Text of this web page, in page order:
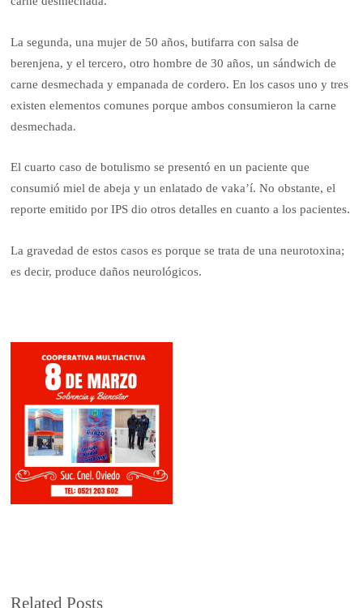
La segunda, una mujer de 50 años, butifarra con salsa de
berenjena, y el tercero, otro hombre de 30 años, un sándwich de
carne desmechada y empanada de cordero. En los casos uno y tres
existen elementos comunes porque ambos consumieron la carne
desmechada.
El cuarto caso de botulismo se presentó en un paciente que
consumió miel de abeja y un enlatado de vaka’í. No obstante, el
reporte emitido por IPS dio otros detalles en cuanto a los pacientes.
La gravedad de estos casos es porque se trata de una neurotoxina;
es decir, produce daños neurológicos.
Related Posts